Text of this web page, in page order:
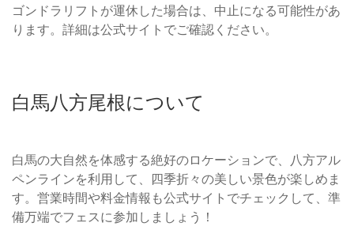
ゴンドラリフトが運休した場合は、中止になる可能性があ
ります。詳細は公式サイトでご確認ください。
白馬八方尾根について
白馬の大自然を体感する絶好のロケーションで、八方アル
ペンラインを利用して、四季折々の美しい景色が楽しめま
す。営業時間や料金情報も公式サイトでチェックして、準
備万端でフェスに参加しましょう！